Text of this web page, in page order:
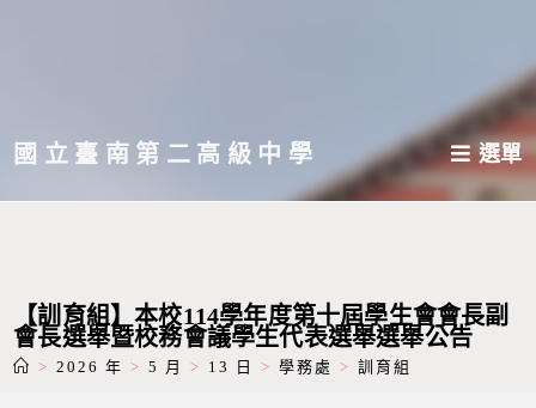
主國立臺南第二高級中學 選單
【訓育組】本校114學年度第十屆學生會會長副
會長選舉暨校務會議學生代表選舉選舉公告
> 2026 年 > 5 月 > 13 日 > 學務處 > 訓育組